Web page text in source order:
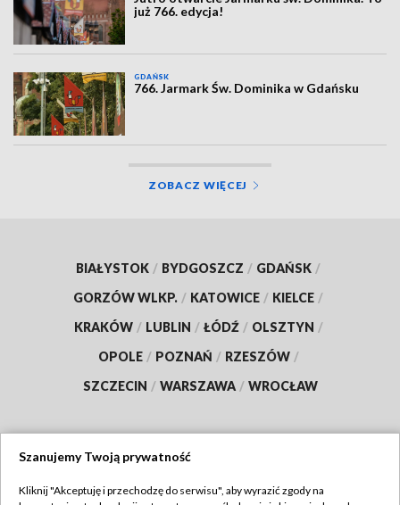
już 766. edycja!
GDAŃSK
766. Jarmark Św. Dominika w Gdańsku
ZOBACZ WIĘCEJ
BIAŁYSTOK / BYDGOSZCZ / GDAŃSK /
GORZÓW WLKP. / KATOWICE / KIELCE /
KRAKÓW / LUBLIN / ŁÓDŹ / OLSZTYN /
OPOLE / POZNAŃ / RZESZÓW /
SZCZECIN / WARSZAWA / WROCŁAW
Szanujemy Twoją prywatność
Kliknij "Akceptuję i przechodzę do serwisu", aby wyrazić zgody na